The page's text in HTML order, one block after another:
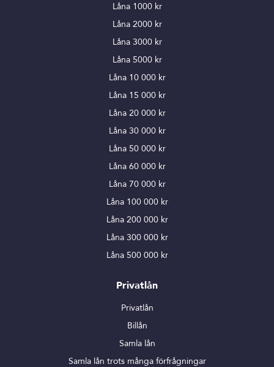
Låna 1000 kr
Låna 2000 kr
Låna 3000 kr
Låna 5000 kr
Låna 10 000 kr
Låna 15 000 kr
Låna 20 000 kr
Låna 30 000 kr
Låna 50 000 kr
Låna 60 000 kr
Låna 70 000 kr
Låna 100 000 kr
Låna 200 000 kr
Låna 300 000 kr
Låna 500 000 kr
Privatlån
Privatlån
Billån
Samla lån
Samla lån trots många förfrågningar